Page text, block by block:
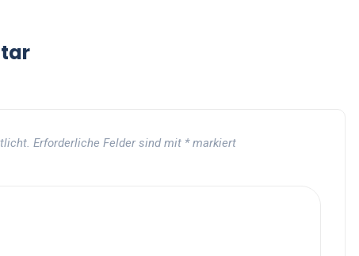
Erforderliche Felder sind mit *markiert